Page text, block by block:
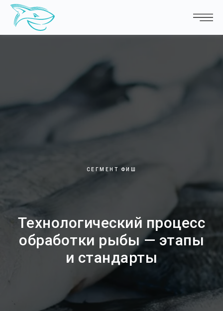
СЕГМЕНТ ФИШ
Технологический процесс
обработки рыбы — этапы
и стандарты